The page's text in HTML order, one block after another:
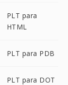
PLT para
HTML
PLT para PDB
PLT para DOT